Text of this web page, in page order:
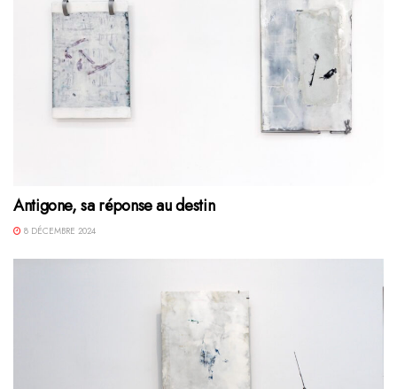
Antigone, sa réponse au destin
8 DÉCEMBRE 2024